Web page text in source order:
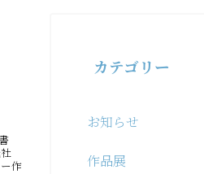
社
作
カテゴリー
お知らせ
作品展